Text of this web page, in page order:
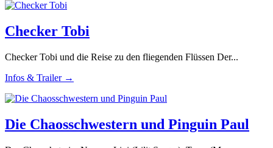
Checker Tobi
Checker Tobi und die Reise zu den fliegenden Flüssen Der...
Infos & Trailer →
Die Chaosschwestern und Pinguin Paul